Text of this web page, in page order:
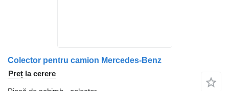
Colector pentru camion Mercedes-Benz
Preț la cerere